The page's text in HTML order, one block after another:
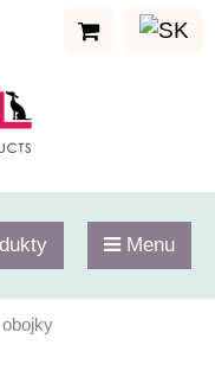
Menu